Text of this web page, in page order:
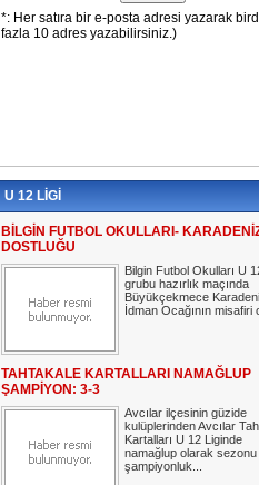
U 12 LİGİ
BİLGİN FUTBOL OKULLARI-
DOSTLUĞU
Bilgin Futbol Okulları U
grubu hazırlık maçında
Büyükçekmece
İdman Ocağının misafiri
TAHTAKALE KARTALLARI NAMAĞLUP
ŞAMPİYON: 3-3
Avcılar ilçesinin güzide
kulüplerinden Avcılar
Kartalları U 12 Liginde
namağlup olarak sezonu
şampiyonluk...